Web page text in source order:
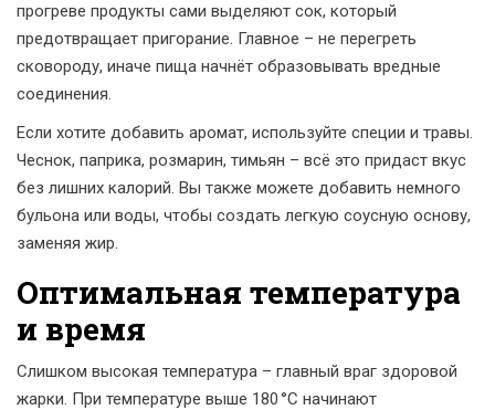
прогреве продукты сами выделяют сок, который
предотвращает пригорание. Главное – не перегреть
сковороду, иначе пища начнёт образовывать вредные
соединения.
Если хотите добавить аромат, используйте специи и травы.
Чеснок, паприка, розмарин, тимьян – всё это придаст вкус
без лишних калорий. Вы также можете добавить немного
бульона или воды, чтобы создать легкую соусную основу,
заменяя жир.
Оптимальная температура
и время
Слишком высокая температура – главный враг здоровой
жарки. При температуре выше 180 °C начинают